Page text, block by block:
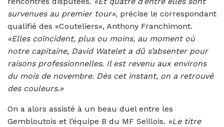
survenues au premier tour», précise le correspondant
qualifié des «Couteliers», Anthony Franchimont.
«Elles coïncident, plus ou moins, au moment où
notre capitaine, David Watelet a dû s’absenter pour
raisons professionnelles. Il est revenu aux environs
du mois de novembre. Dès cet instant, on a retrouvé
des couleurs.»
On a alors assisté à un beau duel entre les
Gembloutois et l’équipe B du MF Seillois. «Le titre